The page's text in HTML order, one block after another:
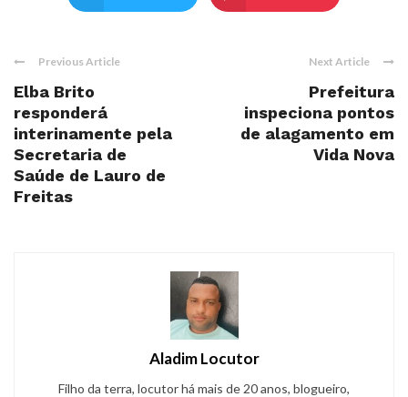
Previous Article
Elba Brito
responderá
interinamente pela
Secretaria de
Saúde de Lauro de
Freitas
Next Article
Prefeitura
inspeciona pontos
de alagamento em
Vida Nova
Aladim Locutor
Filho da terra, locutor há mais de 20 anos, blogueiro,